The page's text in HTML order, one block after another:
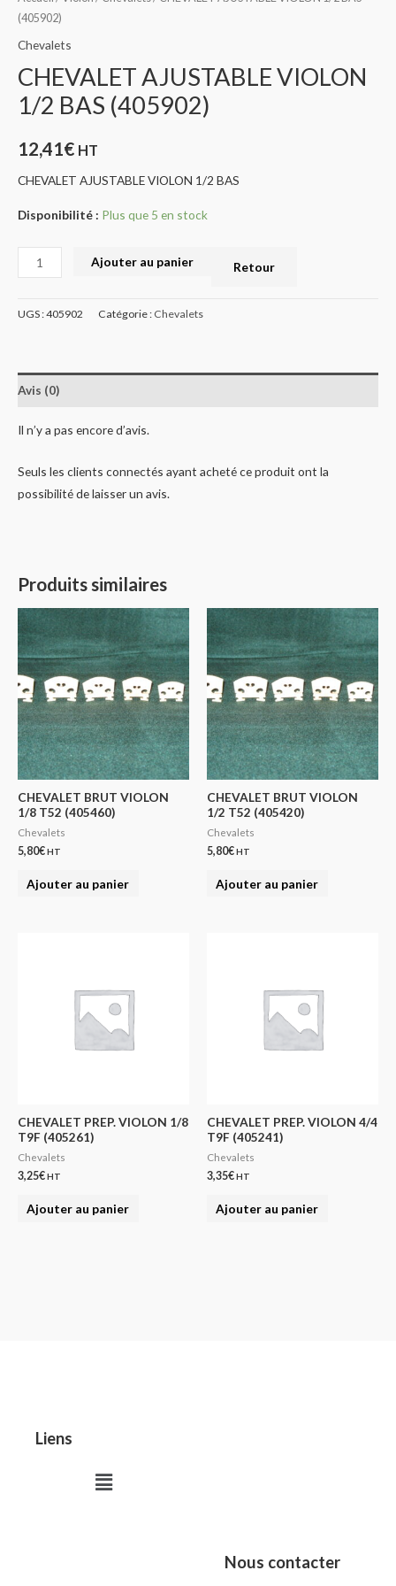
(405902)
Chevalets
CHEVALET AJUSTABLE VIOLON
1/2 BAS (405902)
12,41€ HT
CHEVALET AJUSTABLE VIOLON 1/2 BAS
Disponibilité : Plus que 5 en stock
Ajouter au panier Retour
UGS :405902 Catégorie : Chevalets
Avis (0)
Il n’y a pas encore d’avis.
Seuls les clients connectés ayant acheté ce produit ont la
possibilité de laisser un avis.
Produits similaires
CHEVALET BRUT VIOLON
1/8 T52 (405460)
Chevalets
5,80€HT
Ajouter au panier
CHEVALET BRUT VIOLON
1/2 T52 (405420)
Chevalets
5,80€HT
Ajouter au panier
CHEVALET PREP. VIOLON 1/8
T9F (405261)
Chevalets
3,25€HT
Ajouter au panier
CHEVALET PREP. VIOLON 4/4
T9F (405241)
Chevalets
3,35€HT
Ajouter au panier
Liens
Menu
Nous contacter